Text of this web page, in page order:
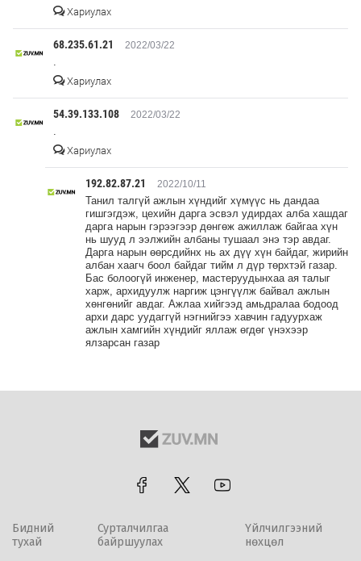
Хариулах
68.235.61.21 2022/03/22
.
Хариулах
54.39.133.108 2022/03/22
.
Хариулах
192.82.87.21 2022/10/11
Танил талгүй ажлын хүндийг хүмүүс нь дандаа
гишгэгдэж, цехийн дарга эсвэл удирдах алба хашдаг
дарга нарын гэрээгээр дөнгөж ажиллаж байгаа хүн
нь шууд л ээлжийн албаны тушаал энэ тэр авдаг.
Дарга нарын өөрсдийнх нь ах дүү хүн байдаг, жирийн
албан хаагч боол байдаг тийм л дүр төрхтэй газар.
Бас болоогүй инженер, мастеруудынхаа ая талыг
харж, архидуулж наргиж цэнгүүлж байвал ажлын
хөнгөнийг авдаг. Ажлаа хийгээд амьдралаа бодоод
архи дарс уудаггүй нэгнийгээ хавчин гадуурхаж
ажлын хамгийн хүндийг яллаж өгдөг үнэхээр
ялзарсан газар
Бидний
тухай
Сурталчилгаа
байршуулах
Үйлчилгээний
нөхцөл